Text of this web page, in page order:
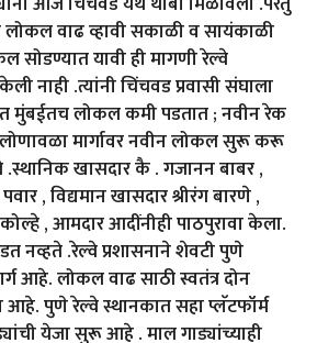
लोकल वाढ व्हावी सकाळी व सायंकाळी
सोडण्यात यावी ही मागणी रेल्वे
नाही .त्यांनी चिंचवड प्रवासी संघाला
मुंबईतच लोकल कमी पडतात ; नवीन रेक
मार्गावर नवीन लोकल सुरू करू
खासदार कै . गजानन बाबर ,
, विद्यमान खासदार श्रीरंग बारणे ,
, आमदार आदींनीही पाठपुरावा केला.
नव्हते .रेल्वे प्रशासनाने शेवटी पुणे
आहे. लोकल वाढ साठी स्वतंत्र दोन
आहे. पुणे रेल्वे स्थानकात सहा प्लॅटफॉर्म
येजा सुरू आहे . माल गाड्यांच्याही